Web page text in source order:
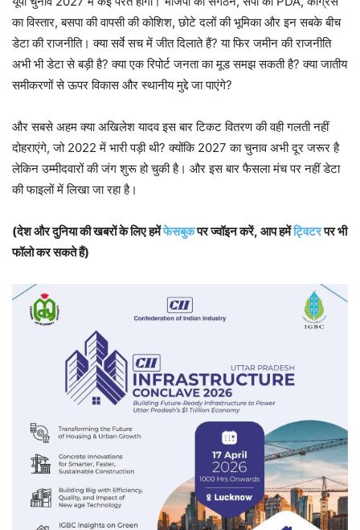
का विस्तार, बसपा की वापसी की कोशिश, छोटे दलों की भूमिका और इन सबके बीच
डेटा की राजनीति। क्या सर्वे सच में जीत दिलाते हैं? या फिर जमीन की राजनीति
अभी भी डेटा से बड़ी है? क्या एक रिपोर्ट जनता का मूड समझ सकती है? क्या जातीय
समीकरणों से ऊपर विकास और स्थानीय मुद्दे जा पाएंगे?
और सबसे अहम क्या अखिलेश यादव इस बार टिकट वितरण की वही गलती नहीं
दोहराएंगे, जो 2022 में भारी पड़ी थी? क्योंकि 2027 का चुनाव अभी दूर जरूर है
लेकिन उम्मीदवारों की जंग शुरू हो चुकी है। और इस बार फैसला मंच पर नहीं डेटा
की फाइलों में लिखा जा रहा है।
(देश और दुनिया की खबरों के लिए हमेंफेसबुकपर ज्वॉइन करें, आप हमेंट्विटरपर भी
फॉलो कर सकते हैं)